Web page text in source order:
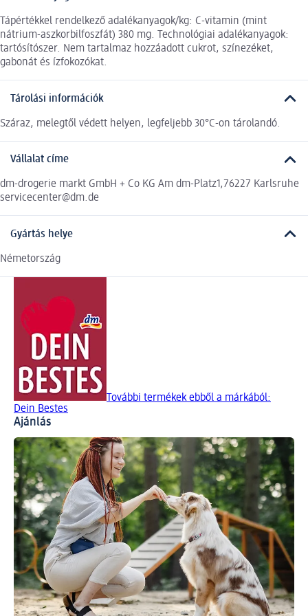
Tápértékkel rendelkező adalékanyagok/kg: C-vitamin (mint
nátrium-aszkorbilfoszfát) 380 mg. Technológiai adalékanyagok:
tartósítószer. Nem tartalmaz hozzáadott cukrot, színezéket,
gabonát és ízfokozókat.
Tárolási információk
Száraz, melegtől védett helyen, legfeljebb 30°C-on tárolandó.
Vállalat címe
dm-drogerie markt GmbH + Co KG Am dm-Platz1,76227 Karlsruhe
servicecenter@dm.de
Gyártás helye
Németország
További termékek ebből a márkából:
Dein Bestes
Ajánlás